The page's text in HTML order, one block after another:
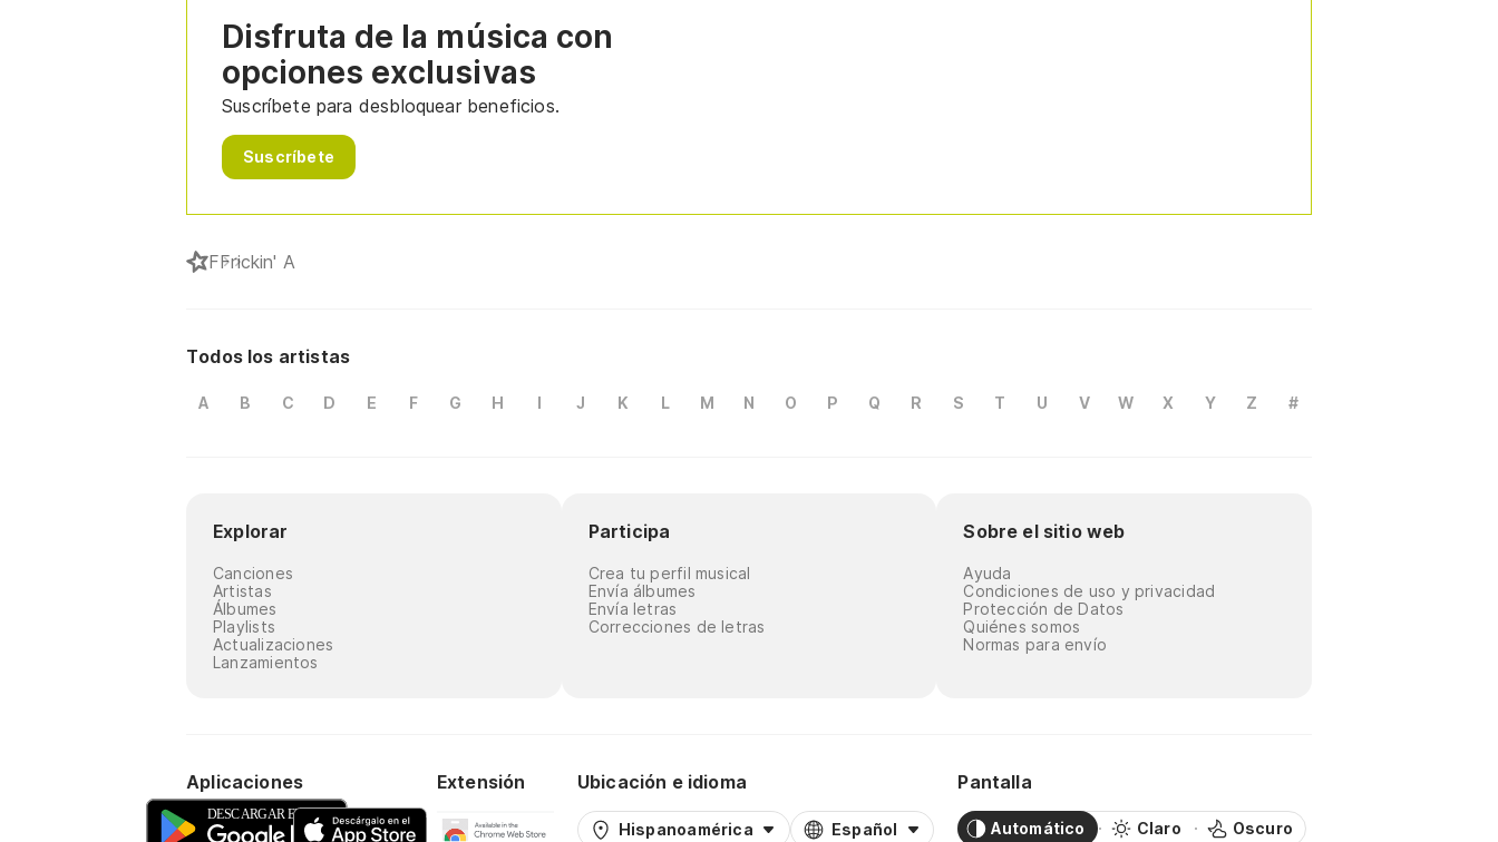
Disfruta de la música con
opciones exclusivas
Suscríbete para desbloquear beneficios.
Suscríbete
FFrickin' A
Todos los artistas
A B C D E F G H I J K L M N O P Q R S T U V W X Y Z #
Explorar
Canciones
Artistas
Álbumes
Playlists
Actualizaciones
Lanzamientos
Participa
Crea tu perfil musical
Envía álbumes
Envía letras
Correcciones de letras
Sobre el sitio web
Ayuda
Condiciones de uso y privacidad
Protección de Datos
Quiénes somos
Normas para envío
Aplicaciones Extensión Ubicación e idioma
Hispanoamérica Español
Pantalla
Automático Claro Oscuro